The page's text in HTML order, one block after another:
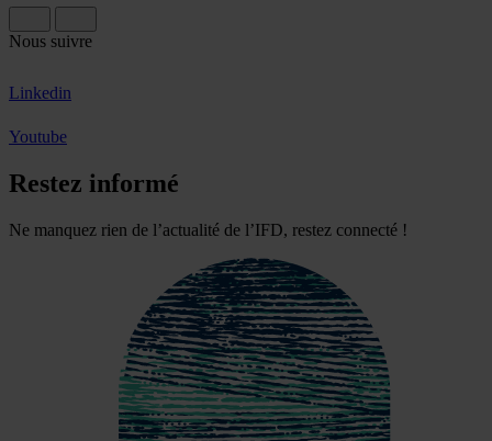
Nous suivre
Linkedin
Youtube
Restez informé
Ne manquez rien de l’actualité de l’IFD, restez connecté !